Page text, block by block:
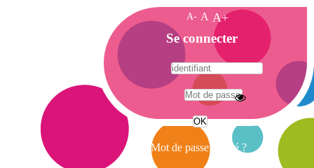
A- A A+
A
c
c
e
i
Se connecter
Mot de passe oublié ?
A
e